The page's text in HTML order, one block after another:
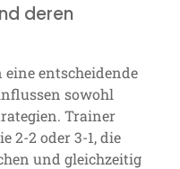
deren
entscheidende
sowohl
Trainer
2-2 oder 3-1, die
und gleichzeitig